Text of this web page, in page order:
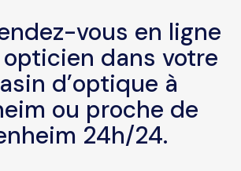
vous en ligne
opticien dans votre
d’optique à
ou proche de
24h/24.